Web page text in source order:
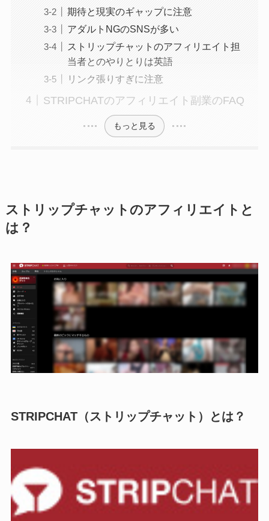
期待と現実のギャップに注意
アダルトNGのSNSが多い
ストリップチャットのアフィリエイト担
当者とのやりとりは英語
リンク張りすぎに注意
STRIPCHATのアフィリエイト副業のFAQ
もっと見る
ストリップチャットのアフィリエイトと
は？
STRIPCHAT（ストリップチャット）とは？